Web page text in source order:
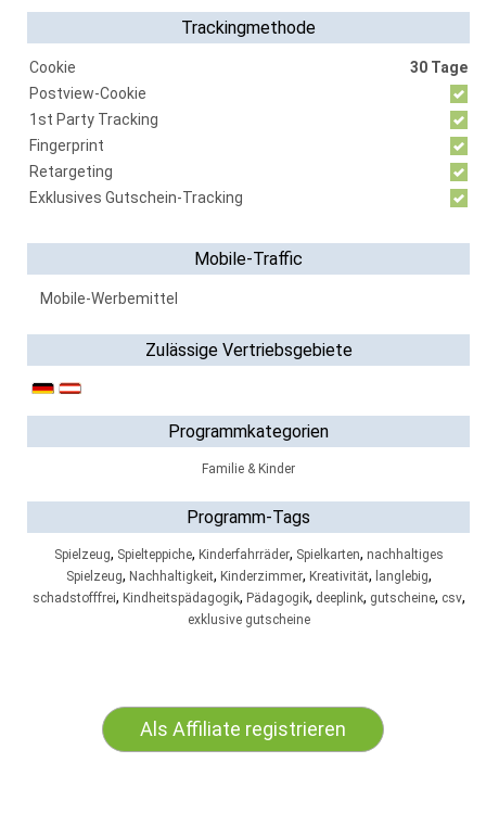
Trackingmethode
Cookie
30 Tage
Postview-Cookie
1st Party Tracking
Fingerprint
Retargeting
Exklusives Gutschein-Tracking
Mobile-Traffic
Mobile-Werbemittel
Zulässige Vertriebsgebiete
Programmkategorien
Familie & Kinder
Programm-Tags
Spielzeug, Spielteppiche, Kinderfahrräder, Spielkarten, nachhaltiges
Spielzeug, Nachhaltigkeit, Kinderzimmer, Kreativität, langlebig,
schadstofffrei, Kindheitspädagogik, Pädagogik, deeplink, gutscheine, csv,
exklusive gutscheine
Als Affiliate registrieren